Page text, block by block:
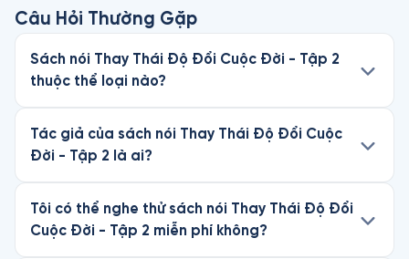
Câu Hỏi Thường Gặp
Sách nói Thay Thái Độ Đổi Cuộc Đời - Tập 2
thuộc thể loại nào?
Tác giả của sách nói Thay Thái Độ Đổi Cuộc
Đời - Tập 2 là ai?
Tôi có thể nghe thử sách nói Thay Thái Độ Đổi
Cuộc Đời - Tập 2 miễn phí không?